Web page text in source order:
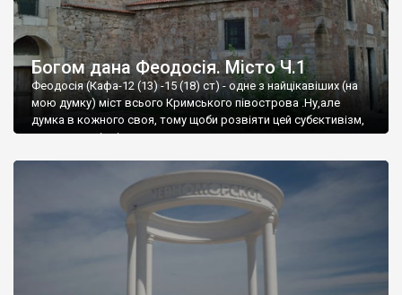
Богом дана Феодосія. Місто Ч.1
Феодосія (Кафа-12 (13) -15 (18) ст) - одне з найцікавіших (на
мою думку) міст всього Кримського півострова .Ну,але
думка в кожного своя, тому щоби розвіяти цей субєктивізм,
запрошую відвідати це